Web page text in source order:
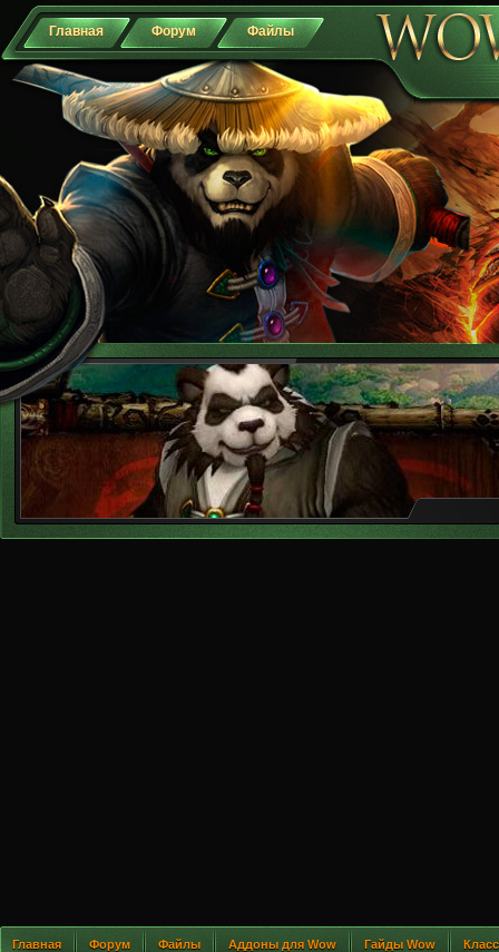
Главная Форум Файлы
Главная Форум Файлы Аддоны для Wow Гайды Wow